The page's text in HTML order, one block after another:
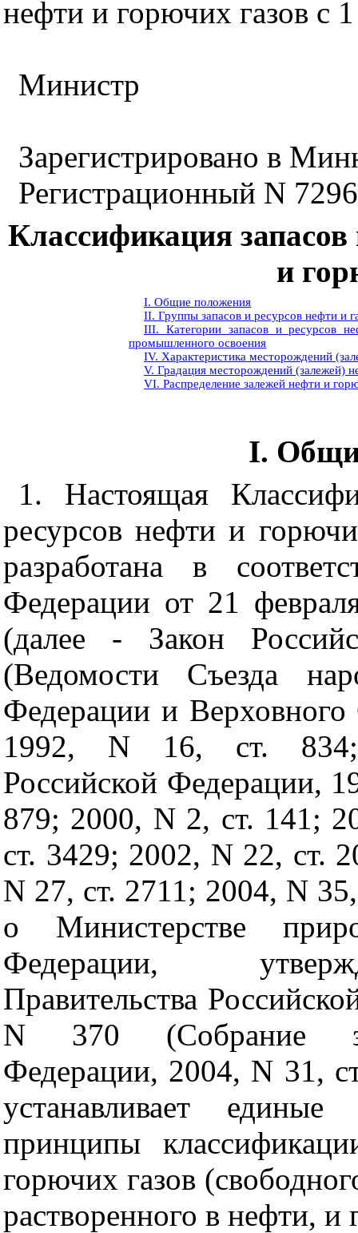
нефти и горючих газов с
Министр
Зарегистрировано в
Регистрационный N 7296
Классификация
и
I. Общие положения
II. Группы запасов и ресурсов нефти и
III. Категории запасов и ресурсов
промышленного освоения
IV. Характеристика месторождений
V. Градация месторождений (залежей)
VI. Распределение залежей нефти и
I.
1. Настоящая
ресурсов нефти и
разработана в
Федерации от 21
(далее - Закон
(Ведомости Съезда
Федерации и
1992, N 16, ст. 834;
Российской Федерации,
879; 2000, N 2, ст. 141;
ст. 3429; 2002, N 22, ст.
N 27, ст. 2711; 2004, N
о Министерстве
Федерации,
Правительства
N 370 (Собрание
Федерации, 2004, N 31,
устанавливает
принципы
горючих газов
растворенного в нефти, и